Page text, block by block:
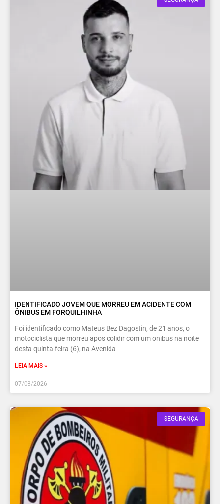
IDENTIFICADO JOVEM QUE MORREU EM ACIDENTE COM
ÔNIBUS EM FORQUILHINHA
Foi identificado como Mateus Bez Dagostin, de 21 anos, o
motociclista que morreu após colidir com um ônibus na noite
desta quinta-feira (6), na Avenida
LEIA MAIS »
07/08/2026
SEGURANÇA